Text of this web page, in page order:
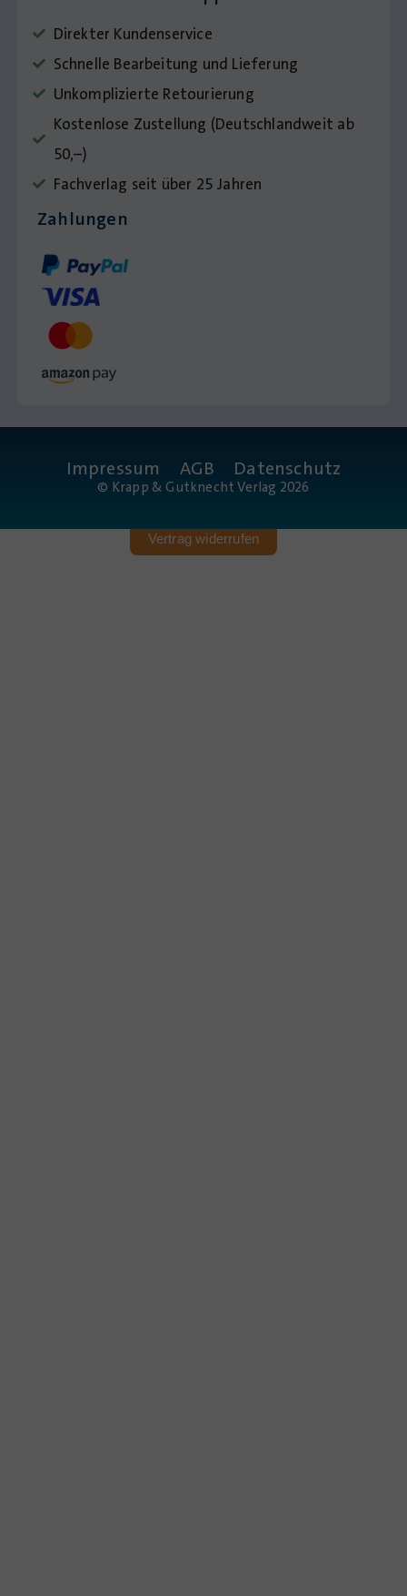
Direkter Kundenservice
Schnelle Bearbeitung und Lieferung
Unkomplizierte Retourierung
Kostenlose Zustellung (Deutschlandweit ab
50,–)
Fachverlag seit über 25 Jahren
Zahlungen
Impressum AGB Datenschutz
© Krapp & Gutknecht Verlag 2026
Vertrag widerrufen